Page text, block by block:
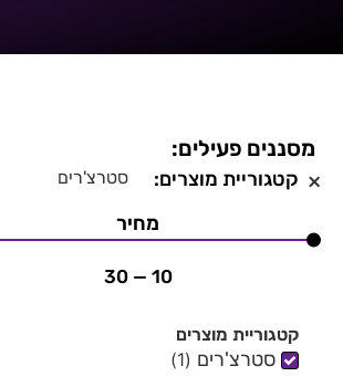
מסננים פעילים:
קטגוריית מוצרים: סטרצ'רים ×
מחיר
10
—
30
קטגוריית מוצרים
סטרצ'רים (
1
)